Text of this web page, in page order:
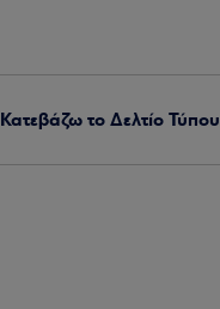
Κατεβάζω το Δελτίο Τύπου